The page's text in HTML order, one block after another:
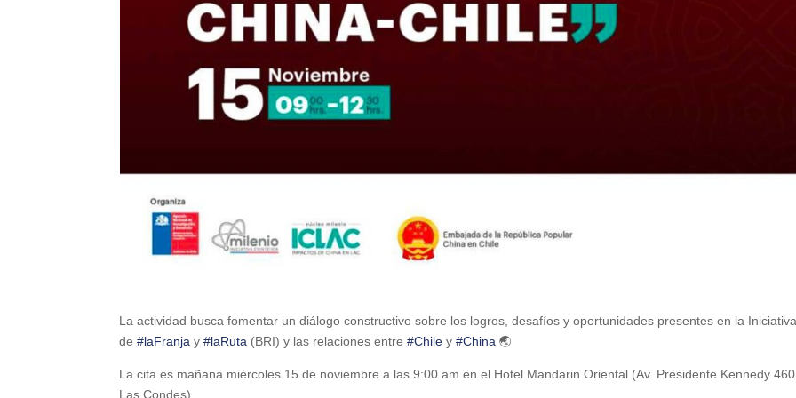
La actividad busca fomentar un diálogo constructivo sobre los logros, desafíos y oportunidades presentes en la
de#laFranja y#laRuta (BRI) y las relaciones entre#Chile y#China 🌏
La cita es mañana miércoles 15 de noviembre a las 9:00 am en el Hotel Mandarin Oriental (Av. Presidente Kennedy
Las Condes).